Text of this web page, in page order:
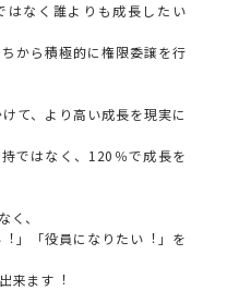
なく誰よりも成⻑したい
ちから積極的に権限委譲を⾏
て、より⾼い成⻑を現実に
ではなく、120％で成⻑を
く、
︕」「役員になりたい︕」を
来ます︕